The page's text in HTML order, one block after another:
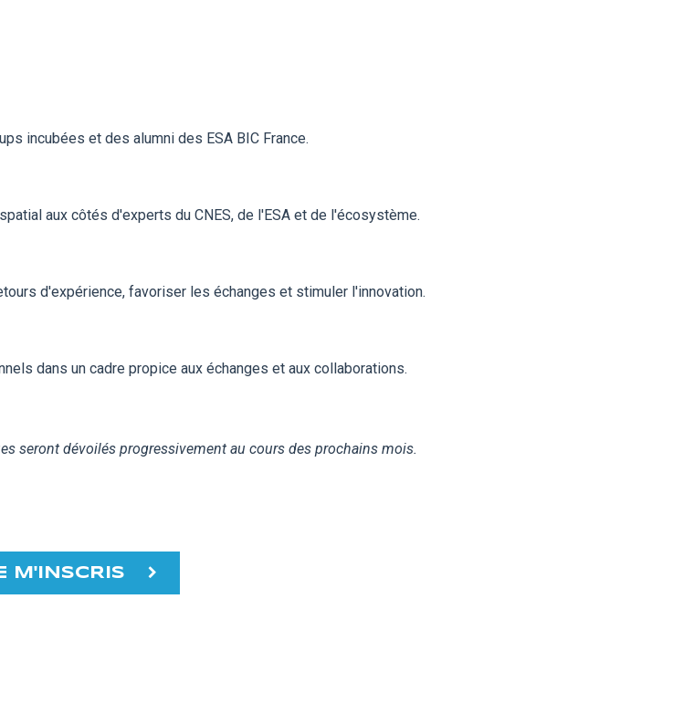
incubées et des alumni des ESA BIC France.
aux côtés d'experts du CNES, de l'ESA et de l'écosystème.
d'expérience, favoriser les échanges et stimuler l'innovation.
dans un cadre propice aux échanges et aux collaborations.
seront dévoilés progressivement au cours des prochains mois.
M'INSCRIS